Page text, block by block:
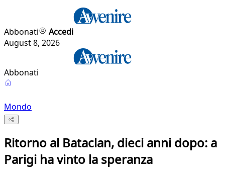
Abbonati
Accedi
August 8, 2026
Abbonati
Mondo
Ritorno al Bataclan, dieci anni dopo: a
Parigi ha vinto la speranza